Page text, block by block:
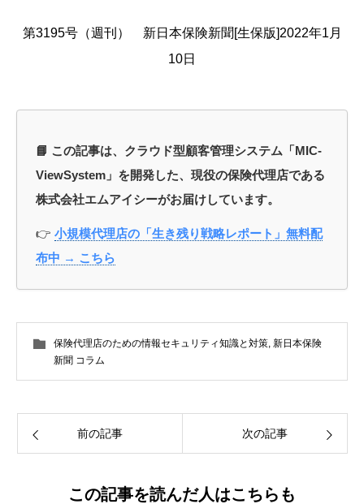
第3195号（週刊） 新日本保険新聞[生保版]2022年1月
10日
📘 この記事は、クラウド型顧客管理システム「MIC-
ViewSystem」を開発した、現役の保険代理店である
株式会社エムアイシーがお届けしています。
👉 小規模代理店の「生き残り戦略レポート」無料配
布中 → こちら
保険代理店のための情報セキュリティ知識と対策 新日本保険
新聞 コラム
前の記事 次の記事
この記事を読んだ人はこちらも